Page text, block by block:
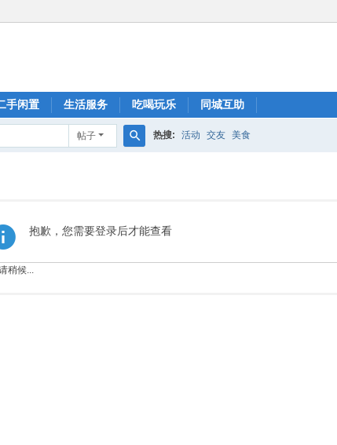
手闲置 生活服务 吃喝玩乐 同城互助
帖子 热搜: 活动 交友 美食
抱歉，您需要登录后才能查看
稍候...